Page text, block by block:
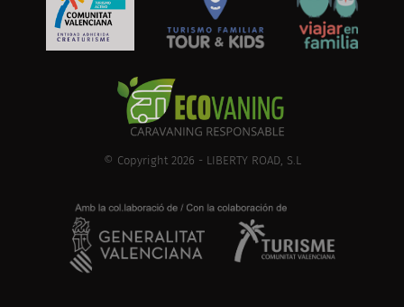
© Copyright 2026 - LIBERTY ROAD, S.L